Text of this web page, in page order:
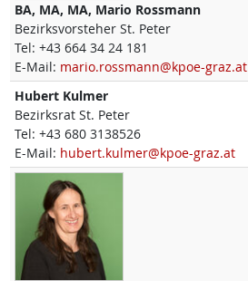
BA, MA, MA, Mario Rossmann
Bezirksvorsteher St. Peter
Tel: +43 664 34 24 181
E-Mail: mario.rossmann@kpoe-graz.at
Hubert Kulmer
Bezirksrat St. Peter
Tel: +43 680 3138526
E-Mail: hubert.kulmer@kpoe-graz.at